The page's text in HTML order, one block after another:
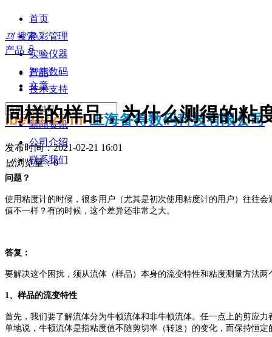
首页
色彩管理
实验仪器
智能数码
技术支持
知识分享
新闻资讯
公司介绍
联系我们
끠 搜索
产品 ꀁ
产品
文章
ibetter.com 上海备得数码科技有限公司
同样的样品，为什么测得的粘
发布时间：2021-02-21 16:01
넶浏览量：0
问题？
使用粘度计的时候，很多用户（尤其是初次使用粘度计的用户）往往
值不一样？有的时候，这个差异还非常之大。
答复：
要解决这个困扰，须从流体（样品）本身的流变特性和粘度测量方法
1、样品的流变特性
首先，我们要了解流体分为牛顿流体和非牛顿流体。任一点上的剪应
单地说，牛顿流体是指粘度值不随剪切率（转速）的变化，而保持恒